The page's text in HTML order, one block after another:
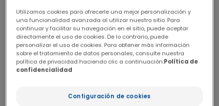
MAMA
FORMACIÓN
RECURSOS
CONGRESOS
CONCURSO
MELANOMA
Utilizamos cookies para ofrecerle una mejor personalización y
una funcionalidad avanzada al utilizar nuestro sitio. Para
continuar y facilitar su navegación en el sitio, puede aceptar
directamente el uso de cookies. De lo contrario, puede
personalizar el uso de cookies. Para obtener más información
sobre el tratamiento de datos personales, consulte nuestra
política de privacidad haciendo clic a continuación:Política de
confidencialidad
Configuración de cookies